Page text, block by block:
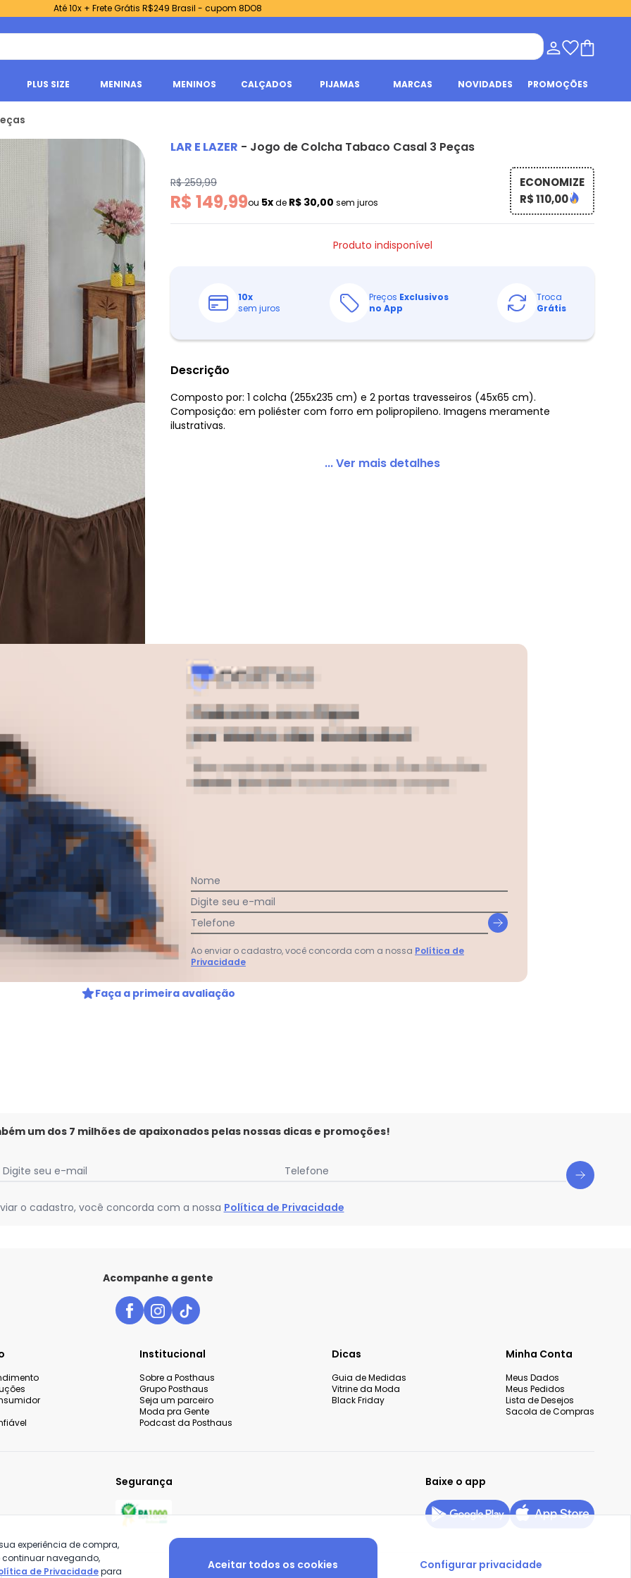
Até 10x + Frete Grátis R$249 Brasil - cupom 8DO8
PLUS SIZE MENINAS MENINOS CALÇADOS PIJAMAS MARCAS NOVIDADES PROMOÇÕES
Lar e Lazer - Jogo de Colcha Tabaco Casal 3 Peças
LAR E LAZER - Jogo de Colcha Tabaco Casal 3 Peças
R$ 259,99
R$ 149,99ou 5xde R$ 30,00 sem juros
ECONOMIZE
R$ 110,00
Produto indisponível
10x
sem juros
Preços Exclusivos
no App
Troca
Grátis
Descrição
Composto por: 1 colcha (255x235 cm) e 2 portas travesseiros (45x65 cm).
Composição: em poliéster com forro em polipropileno. Imagens meramente
ilustrativas.
... Ver mais detalhes
dia do mês, para o menor tamanho disponível.
Faça a primeira avaliação
um dos 7 milhões de apaixonados pelas nossas dicas e promoções!
Digite seu e-mail Telefone
o cadastro, você concorda com a nossa Política de Privacidade
Acompanhe a gente
Institucional
Sobre a Posthaus
Grupo Posthaus
Seja um parceiro
Moda pra Gente
Podcast da Posthaus
Dicas
Guia de Medidas
Vitrine da Moda
Black Friday
Minha Conta
Meus Dados
Meus Pedidos
Lista de Desejos
Sacola de Compras
Segurança Baixe o app
Nome
Digite seu e-mail
Telefone
Ao enviar o cadastro, você concorda com a nossa Política de
Privacidade
experiência de compra,
continuar navegando,
de Privacidadepara Aceitar todos os cookies Configurar privacidade